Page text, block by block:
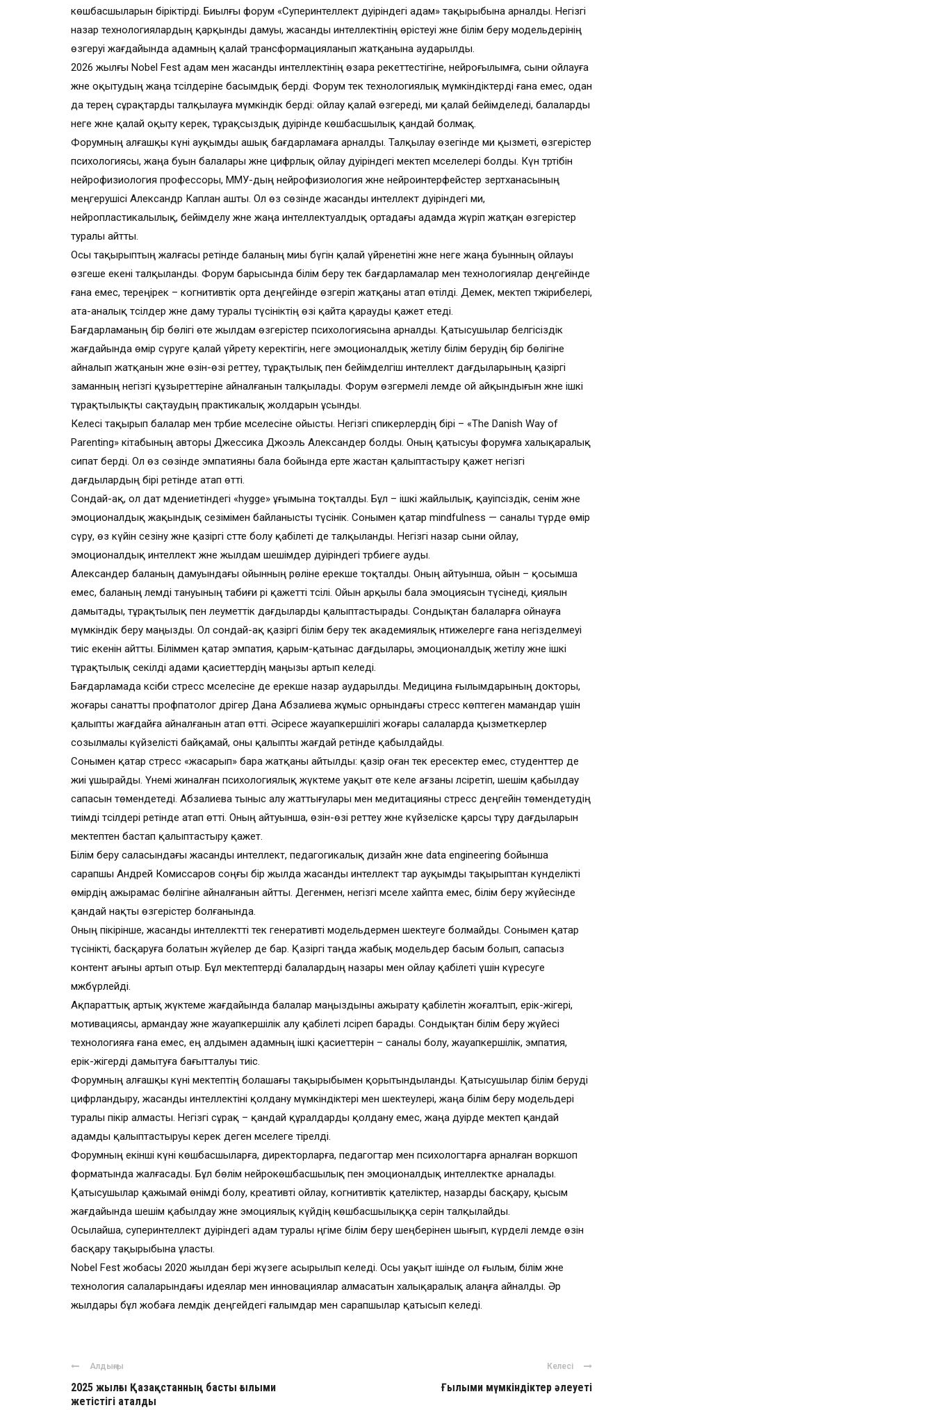
көшбасшыларын біріктірді. Биылғы форум «Суперинтеллект дәуіріндегі адам» тақырыбына арналды. Негізгі
назар технологиялардың қарқынды дамуы, жасанды интеллектінің өрістеуі және білім беру модельдерінің
өзгеруі жағдайында адамның қалай трансформацияланып жатқанына аударылды.
2026 жылғы Nobel Fest адам мен жасанды интеллектінің өзара әрекеттестігіне, нейроғылымға, сыни ойлауға
және оқытудың жаңа тәсілдеріне басымдық берді. Форум тек технологиялық мүмкіндіктерді ғана емес, одан
да терең сұрақтарды талқылауға мүмкіндік берді: ойлау қалай өзгереді, ми қалай бейімделеді, балаларды
неге және қалай оқыту керек, тұрақсыздық дәуірінде көшбасшылық қандай болмақ.
Форумның алғашқы күні ауқымды ашық бағдарламаға арналды. Талқылау өзегінде ми қызметі, өзгерістер
психологиясы, жаңа буын балалары және цифрлық ойлау дәуіріндегі мектеп мәселелері болды. Күн тәртібін
нейрофизиология профессоры, ММУ-дың нейрофизиология және нейроинтерфейстер зертханасының
меңгерушісі Александр Каплан ашты. Ол өз сөзінде жасанды интеллект дәуіріндегі ми,
нейропластикалылық, бейімделу және жаңа интеллектуалдық ортадағы адамда жүріп жатқан өзгерістер
туралы айтты.
Осы тақырыптың жалғасы ретінде баланың миы бүгін қалай үйренетіні және неге жаңа буынның ойлауы
өзгеше екені талқыланды. Форум барысында білім беру тек бағдарламалар мен технологиялар деңгейінде
ғана емес, тереңірек – когнитивтік орта деңгейінде өзгеріп жатқаны атап өтілді. Демек, мектеп тәжірибелері,
ата-аналық тәсілдер және даму туралы түсініктің өзі қайта қарауды қажет етеді.
Бағдарламаның бір бөлігі өте жылдам өзгерістер психологиясына арналды. Қатысушылар белгісіздік
жағдайында өмір сүруге қалай үйрету керектігін, неге эмоционалдық жетілу білім берудің бір бөлігіне
айналып жатқанын және өзін-өзі реттеу, тұрақтылық пен бейімделгіш интеллект дағдыларының қазіргі
заманның негізгі құзыреттеріне айналғанын талқылады. Форум өзгермелі әлемде ой айқындығын және ішкі
тұрақтылықты сақтаудың практикалық жолдарын ұсынды.
Келесі тақырып балалар мен тәрбие мәселесіне ойысты. Негізгі спикерлердің бірі – «The Danish Way of
Parenting» кітабының авторы Джессика Джоэль Александер болды. Оның қатысуы форумға халықаралық
сипат берді. Ол өз сөзінде эмпатияны бала бойында ерте жастан қалыптастыру қажет негізгі
дағдылардың бірі ретінде атап өтті.
Сондай-ақ, ол дат мәдениетіндегі «hygge» ұғымына тоқталды. Бұл – ішкі жайлылық, қауіпсіздік, сенім және
эмоционалдық жақындық сезімімен байланысты түсінік. Сонымен қатар mindfulness — саналы түрде өмір
сүру, өз күйін сезіну және қазіргі сәтте болу қабілеті де талқыланды. Негізгі назар сыни ойлау,
эмоционалдық интеллект және жылдам шешімдер дәуіріндегі тәрбиеге ауды.
Александер баланың дамуындағы ойынның рөліне ерекше тоқталды. Оның айтуынша, ойын – қосымша
емес, баланың әлемді тануының табиғи әрі қажетті тәсілі. Ойын арқылы бала эмоциясын түсінеді, қиялын
дамытады, тұрақтылық пен әлеуметтік дағдыларды қалыптастырады. Сондықтан балаларға ойнауға
мүмкіндік беру маңызды. Ол сондай-ақ қазіргі білім беру тек академиялық нәтижелерге ғана негізделмеуі
тиіс екенін айтты. Біліммен қатар эмпатия, қарым-қатынас дағдылары, эмоционалдық жетілу және ішкі
тұрақтылық секілді адами қасиеттердің маңызы артып келеді.
Бағдарламада кәсіби стресс мәселесіне де ерекше назар аударылды. Медицина ғылымдарының докторы,
жоғары санатты профпатолог дәрігер Дана Абзалиева жұмыс орнындағы стресс көптеген мамандар үшін
қалыпты жағдайға айналғанын атап өтті. Әсіресе жауапкершілігі жоғары салаларда қызметкерлер
созылмалы күйзелісті байқамай, оны қалыпты жағдай ретінде қабылдайды.
Сонымен қатар стресс «жасарып» бара жатқаны айтылды: қазір оған тек ересектер емес, студенттер де
жиі ұшырайды. Үнемі жиналған психологиялық жүктеме уақыт өте келе ағзаны әлсіретіп, шешім қабылдау
сапасын төмендетеді. Абзалиева тыныс алу жаттығулары мен медитацияны стресс деңгейін төмендетудің
тиімді тәсілдері ретінде атап өтті. Оның айтуынша, өзін-өзі реттеу және күйзеліске қарсы тұру дағдыларын
мектептен бастап қалыптастыру қажет.
Білім беру саласындағы жасанды интеллект, педагогикалық дизайн және data engineering бойынша
сарапшы Андрей Комиссаров соңғы бір жылда жасанды интеллект тар ауқымды тақырыптан күнделікті
өмірдің ажырамас бөлігіне айналғанын айтты. Дегенмен, негізгі мәселе хайпта емес, білім беру жүйесінде
қандай нақты өзгерістер болғанында.
Оның пікірінше, жасанды интеллектті тек генеративті модельдермен шектеуге болмайды. Сонымен қатар
түсінікті, басқаруға болатын жүйелер де бар. Қазіргі таңда жабық модельдер басым болып, сапасыз
контент ағыны артып отыр. Бұл мектептерді балалардың назары мен ойлау қабілеті үшін күресуге
мәжбүрлейді.
Ақпараттық артық жүктеме жағдайында балалар маңыздыны ажырату қабілетін жоғалтып, ерік-жігері,
мотивациясы, армандау және жауапкершілік алу қабілеті әлсіреп барады. Сондықтан білім беру жүйесі
технологияға ғана емес, ең алдымен адамның ішкі қасиеттерін – саналы болу, жауапкершілік, эмпатия,
ерік-жігерді дамытуға бағытталуы тиіс.
Форумның алғашқы күні мектептің болашағы тақырыбымен қорытындыланды. Қатысушылар білім беруді
цифрландыру, жасанды интеллектіні қолдану мүмкіндіктері мен шектеулері, жаңа білім беру модельдері
туралы пікір алмасты. Негізгі сұрақ – қандай құралдарды қолдану емес, жаңа дәуірде мектеп қандай
адамды қалыптастыруы керек деген мәселеге тірелді.
Форумның екінші күні көшбасшыларға, директорларға, педагогтар мен психологтарға арналған воркшоп
форматында жалғасады. Бұл бөлім нейрокөшбасшылық пен эмоционалдық интеллектке арналады.
Қатысушылар қажымай өнімді болу, креативті ойлау, когнитивтік қателіктер, назарды басқару, қысым
жағдайында шешім қабылдау және эмоциялық күйдің көшбасшылыққа әсерін талқылайды.
Осылайша, суперинтеллект дәуіріндегі адам туралы әңгіме білім беру шеңберінен шығып, күрделі әлемде өзін
басқару тақырыбына ұласты.
Nobel Fest жобасы 2020 жылдан бері жүзеге асырылып келеді. Осы уақыт ішінде ол ғылым, білім және
технология салаларындағы идеялар мен инновациялар алмасатын халықаралық алаңға айналды. Әр
жылдары бұл жобаға әлемдік деңгейдегі ғалымдар мен сарапшылар қатысып келеді.
Алдыңғы
2025 жылғы Қазақстанның басты ғылыми
жетістігі аталды
Келесі
Ғылыми мүмкіндіктер әлеуеті